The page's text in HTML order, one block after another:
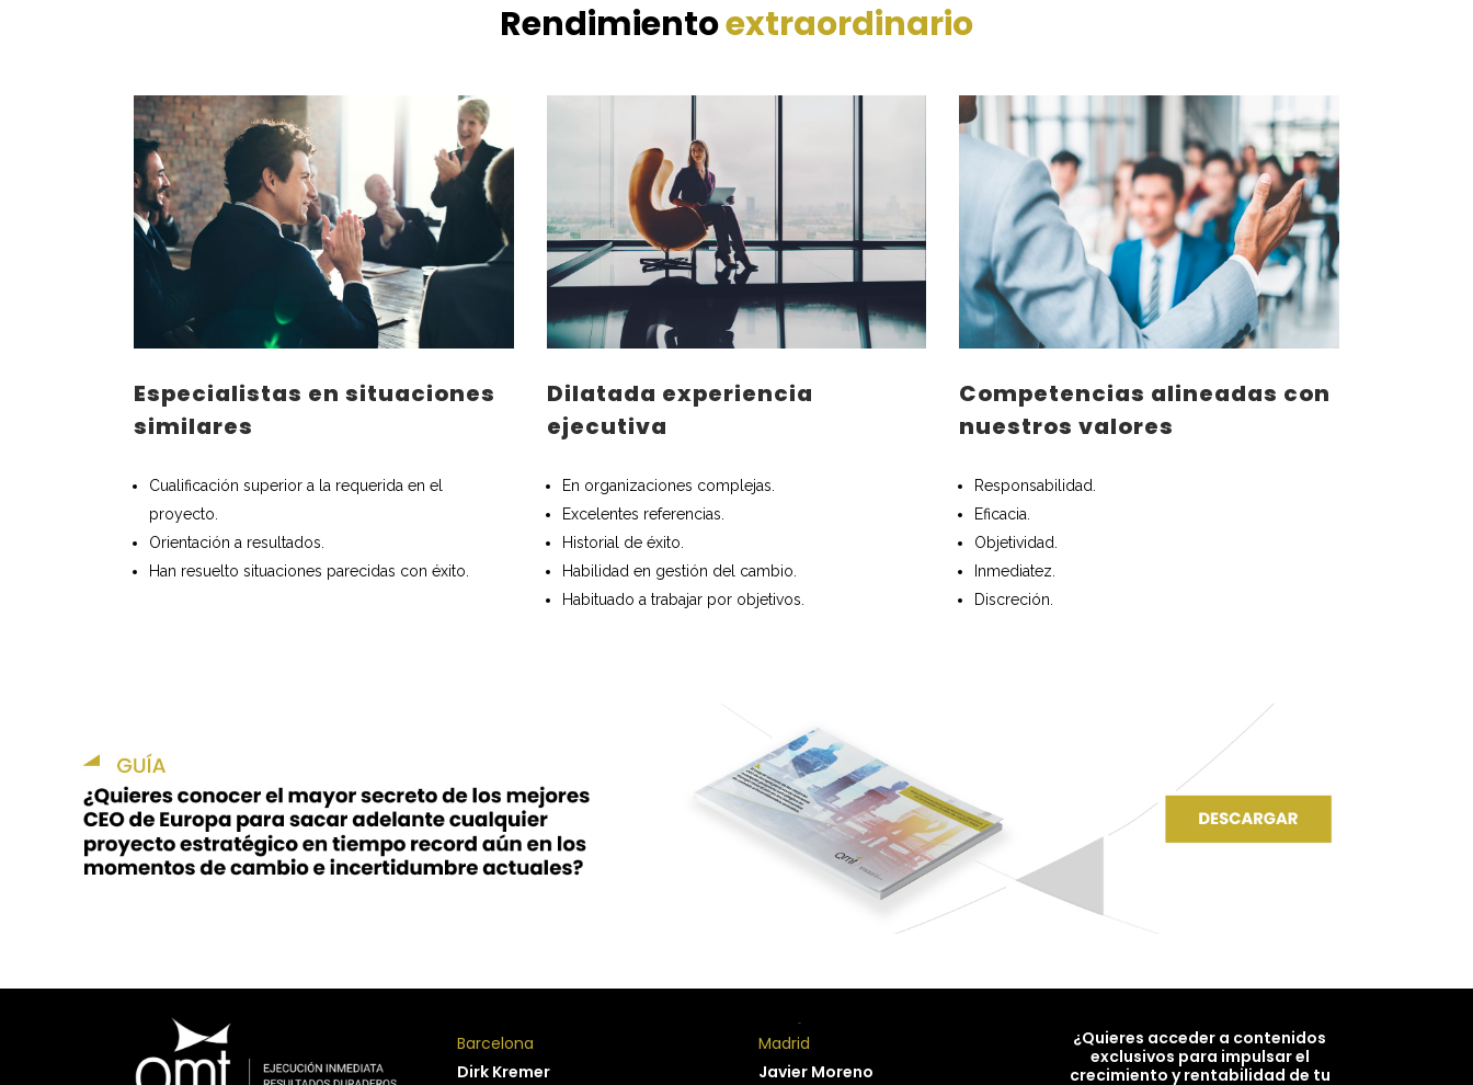
Rendimientoextraordinario
Especialistas en situaciones
similares
Cualificación superior a la requerida en el
proyecto.
Orientación a resultados.
Han resuelto situaciones parecidas con éxito.
Dilatada experiencia
ejecutiva
En organizaciones complejas.
Excelentes referencias.
Historial de éxito.
Habilidad en gestión del cambio.
Habituado a trabajar por objetivos.
Competencias alineadas con
nuestros valores
Responsabilidad.
Eficacia.
Objetividad.
Inmediatez.
Discreción.
Barcelona
Dirk Kremer
Madrid
Javier Moreno
¿Quieres acceder a contenidos
exclusivos para impulsar el
crecimiento y rentabilidad de tu